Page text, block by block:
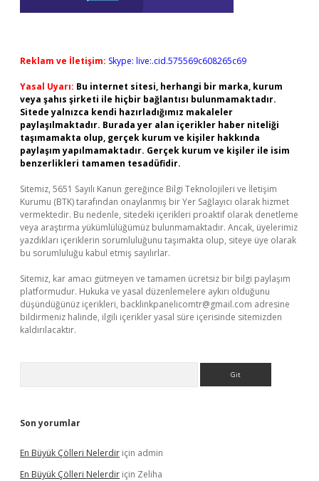
Reklam ve İletişim: Skype: live:.cid.575569c608265c69
Yasal Uyarı: Bu internet sitesi, herhangi bir marka, kurum
veya şahıs şirketi ile hiçbir bağlantısı bulunmamaktadır.
Sitede yalnızca kendi hazırladığımız makaleler
paylaşılmaktadır. Burada yer alan içerikler haber niteliği
taşımamakta olup, gerçek kurum ve kişiler hakkında
paylaşım yapılmamaktadır. Gerçek kurum ve kişiler ile isim
benzerlikleri tamamen tesadüfidir.
Sitemiz, 5651 Sayılı Kanun gereğince Bilgi Teknolojileri ve İletişim
Kurumu (BTK) tarafından onaylanmış bir Yer Sağlayıcı olarak hizmet
vermektedir. Bu nedenle, sitedeki içerikleri proaktif olarak denetleme
veya araştırma yükümlülüğümüz bulunmamaktadır. Ancak, üyelerimiz
yazdıkları içeriklerin sorumluluğunu taşımakta olup, siteye üye olarak
bu sorumluluğu kabul etmiş sayılırlar.
Sitemiz, kar amacı gütmeyen ve tamamen ücretsiz bir bilgi paylaşım
platformudur. Hukuka ve yasal düzenlemelere aykırı olduğunu
düşündüğünüz içerikleri, backlinkpanelicomtr@gmail.com adresine
bildirmeniz halinde, ilgili içerikler yasal süre içerisinde sitemizden
kaldırılacaktır.
Son yorumlar
En Büyük Çölleri Nelerdir için admin
En Büyük Çölleri Nelerdir için Zeliha